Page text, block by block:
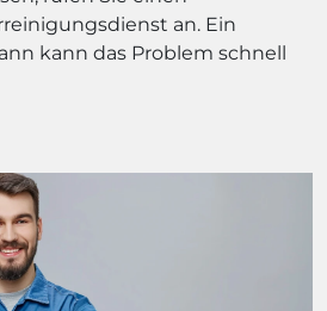
an. Ein
kann das Problem schnell